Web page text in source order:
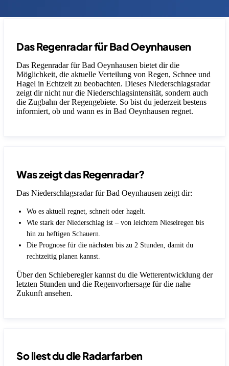
Das Regenradar für Bad Oeynhausen
Das Regenradar für Bad Oeynhausen bietet dir die
Möglichkeit, die aktuelle Verteilung von Regen, Schnee und
Hagel in Echtzeit zu beobachten. Dieses Niederschlagsradar
zeigt dir nicht nur die Niederschlagsintensität, sondern auch
die Zugbahn der Regengebiete. So bist du jederzeit bestens
informiert, ob und wann es in Bad Oeynhausen regnet.
Was zeigt das Regenradar?
Das Niederschlagsradar für Bad Oeynhausen zeigt dir:
Wo es aktuell regnet, schneit oder hagelt.
Wie stark der Niederschlag ist – von leichtem Nieselregen bis
hin zu heftigen Schauern.
Die Prognose für die nächsten bis zu 2 Stunden, damit du
rechtzeitig planen kannst.
Über den Schieberegler kannst du die Wetterentwicklung der
letzten Stunden und die Regenvorhersage für die nahe
Zukunft ansehen.
So liest du die Radarfarben